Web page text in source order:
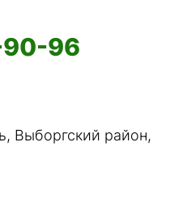
90-96
Выборгский район,